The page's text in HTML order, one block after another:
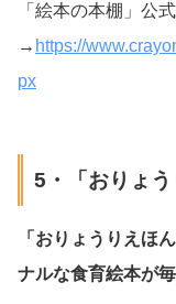
「絵本の本棚」公
→ https://
px
5・「おりょ
「おりょうりえほ
ナルな食育絵本が